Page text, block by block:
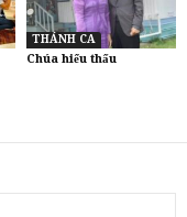
THÁNH CA
Chúa hiểu thấu